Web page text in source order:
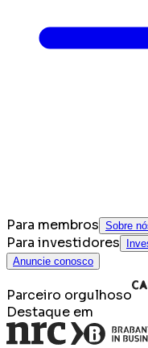
Para membros Sobre
Para investidores
Anuncie conosco
Parceiro orgulhoso
Destaque em